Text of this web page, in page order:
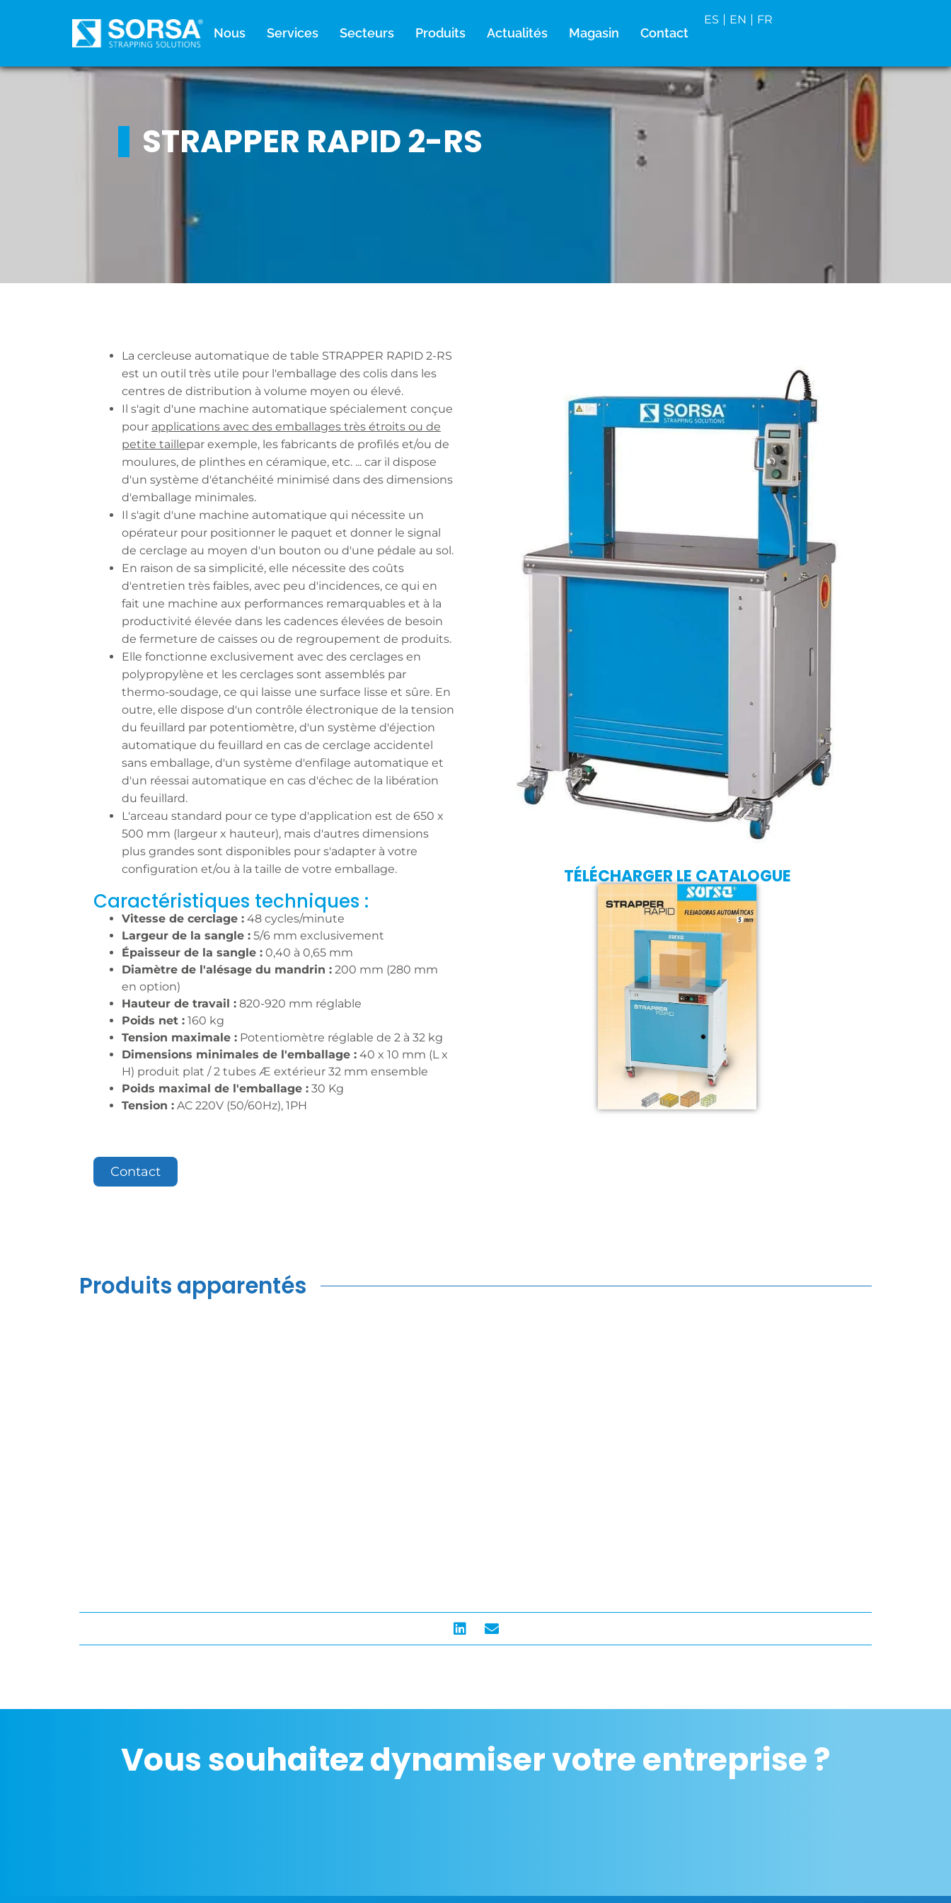
Nous Services Secteurs Produits Actualités Magasin Contact
ES EN FR
STRAPPER RAPID 2-RS
La cercleuse automatique de table STRAPPER RAPID 2-RS
est un outil très utile pour l'emballage des colis dans les
centres de distribution à volume moyen ou élevé.
Il s'agit d'une machine automatique spécialement conçue
pour applications avec des emballages très étroits ou de
petite taillepar exemple, les fabricants de profilés et/ou de
moulures, de plinthes en céramique, etc. ... car il dispose
d'un système d'étanchéité minimisé dans des dimensions
d'emballage minimales.
Il s'agit d'une machine automatique qui nécessite un
opérateur pour positionner le paquet et donner le signal
de cerclage au moyen d'un bouton ou d'une pédale au sol.
En raison de sa simplicité, elle nécessite des coûts
d'entretien très faibles, avec peu d'incidences, ce qui en
fait une machine aux performances remarquables et à la
productivité élevée dans les cadences élevées de besoin
de fermeture de caisses ou de regroupement de produits.
Elle fonctionne exclusivement avec des cerclages en
polypropylène et les cerclages sont assemblés par
thermo-soudage, ce qui laisse une surface lisse et sûre. En
outre, elle dispose d'un contrôle électronique de la tension
du feuillard par potentiomètre, d'un système d'éjection
automatique du feuillard en cas de cerclage accidentel
sans emballage, d'un système d'enfilage automatique et
d'un réessai automatique en cas d'échec de la libération
du feuillard.
L'arceau standard pour ce type d'application est de 650 x
500 mm (largeur x hauteur), mais d'autres dimensions
plus grandes sont disponibles pour s'adapter à votre
configuration et/ou à la taille de votre emballage.
Caractéristiques techniques :
Vitesse de cerclage : 48 cycles/minute
Largeur de la sangle : 5/6 mm exclusivement
Épaisseur de la sangle : 0,40 à 0,65 mm
Diamètre de l'alésage du mandrin : 200 mm (280 mm
en option)
Hauteur de travail : 820-920 mm réglable
Poids net : 160 kg
Tension maximale : Potentiomètre réglable de 2 à 32 kg
Dimensions minimales de l'emballage : 40 x 10 mm (L x
H) produit plat / 2 tubes Æ extérieur 32 mm ensemble
Poids maximal de l'emballage : 30 Kg
Tension : AC 220V (50/60Hz), 1PH
Contact
TÉLÉCHARGER LE CATALOGUE
Produits apparentés
Vous souhaitez dynamiser votre entreprise ?